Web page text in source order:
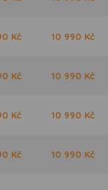
Kč 10 990 Kč
Kč 10 990 Kč
Kč 10 990 Kč
Kč 10 990 Kč